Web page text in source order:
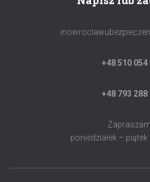
+48 510 054
+48 793 288
poniedziałek –